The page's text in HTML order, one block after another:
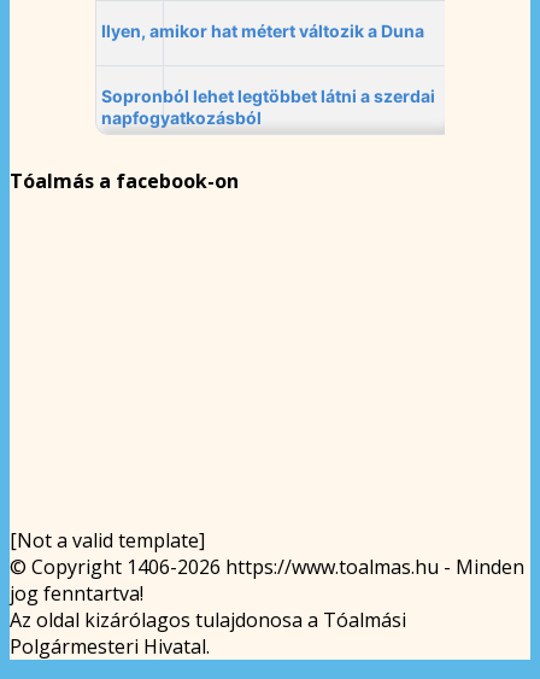
Tóalmás a facebook-on
[Not a valid template]
© Copyright 1406-2026 https://www.toalmas.hu - Minden
jog fenntartva!
Az oldal kizárólagos tulajdonosa a Tóalmási
Polgármesteri Hivatal.